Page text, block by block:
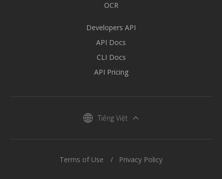
OCR
Developers API
API Docs
CLI Docs
API Pricing
Tiếng Việt
Terms of Use Privacy Policy